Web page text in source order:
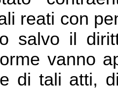
reati con
salvo il
vanno
di tali atti,